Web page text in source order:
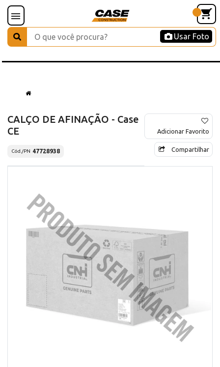
Usar Foto
CALÇO DE AFINAÇÃO - Case
CE
Cód./PN 47728938
Adicionar Favorito
Compartilhar